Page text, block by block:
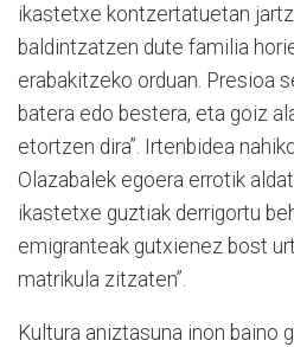
ikastetxe kontzertatuetan
baldintzatzen dute familia
erabakitzeko orduan. Presioa
batera edo bestera, eta goiz
etortzen dira”. Irtenbidea
Olazabalek egoera errotik
ikastetxe guztiak derrigortu
emigranteak gutxienez bost
matrikula zitzaten”.
Kultura aniztasuna inon baino